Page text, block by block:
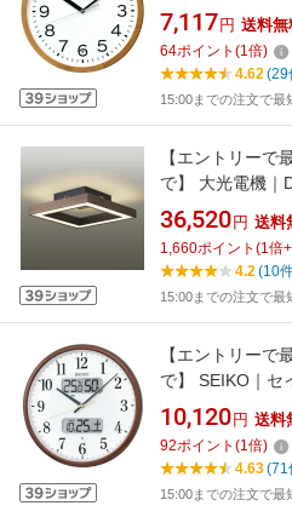
ド】 天然色木地
[KX249B]
7,117 円 送料無
64ポイント (1倍)
4.62(29
15:00までの注文で最
【エントリーで
で】 大光電機｜
ライト DXL-
属][DXL81213]
36,520 円 送料
1,660ポイント (1倍+
4.2(10
15:00までの注文で最
【エントリーで
で】 SEIKO｜セ
ド】 茶メタリッ
有][KX383B]
10,120 円 送料
92ポイント (1倍)
4.63(71
15:00までの注文で最